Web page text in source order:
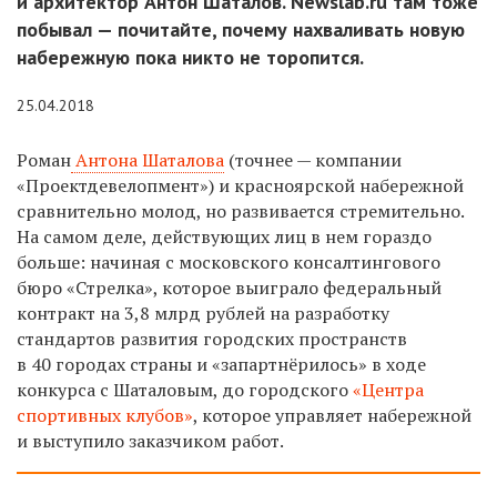
побывал — почитайте, почему нахваливать новую
набережную пока никто не торопится.
25.04.2018
РоманАнтона Шаталова (точнее — компании
«Проектдевелопмент») и красноярской набережной
сравнительно молод, но развивается стремительно.
На самом деле, действующих лиц в нем гораздо
больше: начиная с московского консалтингового
бюро «Стрелка», которое выиграло федеральный
контракт на 3,8 млрд рублей на разработку
стандартов развития городских пространств
в 40 городах страны и «запартнёрилось» в ходе
конкурса с Шаталовым, до городского«Центра
спортивных клубов», которое управляет набережной
и выступило заказчиком работ.